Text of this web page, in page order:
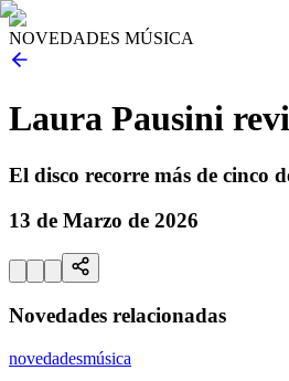
NOVEDADES MÚSICA
Laura Pausini
El disco recorre más de cinco
13 de Marzo de 2026
Novedades relacionadas
novedadesmúsica